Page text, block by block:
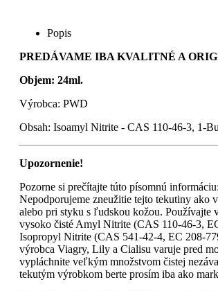
Popis
PREDÁVAME IBA KVALITNÉ A
Objem: 24ml.
Výrobca: PWD
Obsah: Isoamyl Nitrite - CAS 110-46-3, 1-
Upozornenie!
Pozorne si prečítajte túto písomnú
Nepodporujeme zneužitie tejto tekutiny ako
alebo pri styku s ľudskou kožou. Používajte
vysoko čisté Amyl Nitrite (CAS 110-46-3,
Isopropyl Nitrite (CAS 541-42-4, EC 208-
výrobca Viagry, Lily a Cialisu varuje pred
vypláchnite veľkým množstvom čistej
tekutým výrobkom berte prosím iba ako